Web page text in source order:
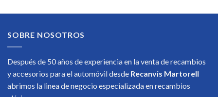
SOBRE NOSOTROS
Después de 50 años de experiencia en la venta de recambios
y accesorios para el automóvil desde Recanvis Martorell
abrimos la linea de negocio especializada en recambios